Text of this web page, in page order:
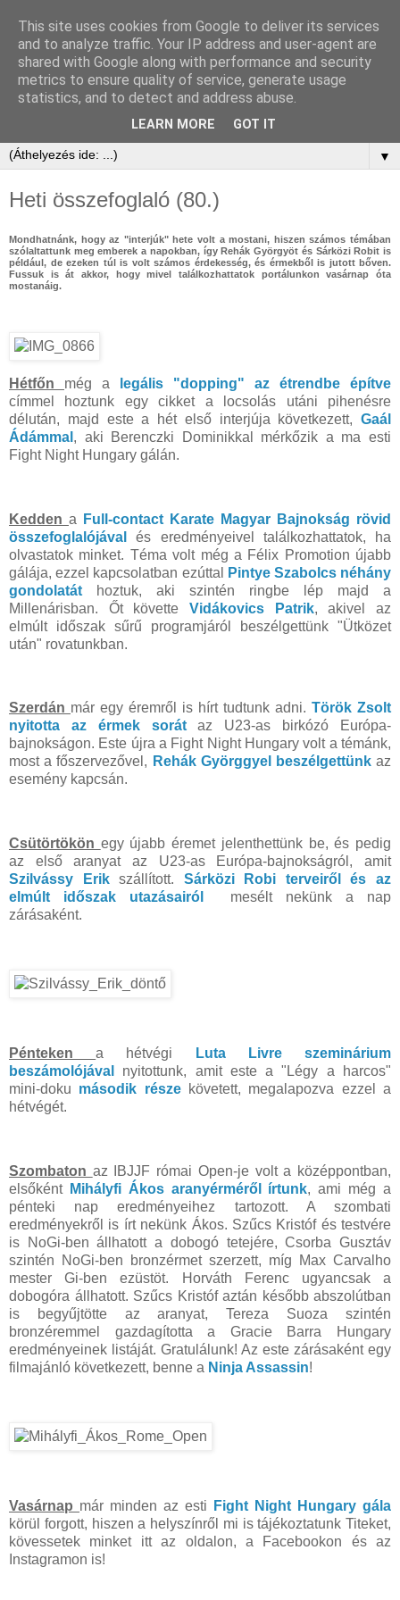
▼
Heti összefoglaló (80.)
Mondhatnánk, hogy az "interjúk" hete volt a mostani, hiszen számos témában
szólaltattunk meg emberek a napokban, így Rehák Györgyöt és Sárközi Robit is
például, de ezeken túl is volt számos érdekesség, és érmekből is jutott bőven.
Fussuk is át akkor, hogy mivel találkozhattatok portálunkon vasárnap óta
mostanáig.
Hétfőn még a
legális "dopping" az étrendbe építve
címmel hoztunk egy cikket a locsolás utáni pihenésre
délután, majd este a hét első interjúja következett, Gaál
Ádámmal , aki Berenczki Dominikkal mérkőzik a ma esti
Fight Night Hungary gálán.
Kedden a
Full-contact Karate Magyar Bajnokság rövid
összefoglalójával
és eredményeivel találkozhattatok, ha
olvastatok minket. Téma volt még a Félix Promotion újabb
gálája, ezzel kapcsolatban ezúttal
Pintye Szabolcs néhány
gondolatát hoztuk, aki szintén ringbe lép majd a
Millenárisban. Őt követte Vidákovics Patrik, akivel az
elmúlt időszak sűrű programjáról beszélgettünk "Ütközet
után" rovatunkban.
Szerdán már egy éremről is hírt tudtunk adni. Török Zsolt
nyitotta az érmek sorát
az U23-as birkózó Európa-
bajnokságon. Este újra a Fight Night Hungary volt a témánk,
most a főszervezővel, Rehák Györggyel beszélgettünk az
esemény kapcsán.
Csütörtökön egy újabb éremet jelenthettünk be, és pedig
az első aranyat az U23-as Európa-bajnokságról, amit
Szilvássy Erik
szállított. Sárközi Robi terveiről és az
elmúlt időszak utazásairól mesélt nekünk a nap
zárásaként.
Pénteken a hétvégi
Luta Livre szeminárium
beszámolójával
nyitottunk, amit este a "Légy a harcos"
mini-doku második része
követett, megalapozva ezzel a
hétvégét.
Szombaton az IBJJF római Open-je volt a középpontban,
elsőként Mihályfi Ákos aranyérméről írtunk, ami még a
pénteki nap eredményeihez tartozott. A szombati
eredményekről is írt nekünk Ákos. Szűcs Kristóf és testvére
is NoGi-ben állhatott a dobogó tetejére, Csorba Gusztáv
szintén NoGi-ben bronzérmet szerzett, míg Max Carvalho
mester Gi-ben ezüstöt. Horváth Ferenc ugyancsak a
dobogóra állhatott. Szűcs Kristóf aztán később abszolútban
is begyűjtötte az aranyat, Tereza Suoza szintén
bronzéremmel gazdagította a Gracie Barra Hungary
eredményeinek listáját. Gratulálunk! Az este zárásaként egy
filmajánló következett, benne a Ninja Assassin!
Vasárnap már minden az esti
Fight Night Hungary gála
körül forgott, hiszen a helyszínről mi is tájékoztatunk Titeket,
kövessetek minket itt az oldalon, a Facebookon és az
Instagramon is!
This site uses cookies from Google to deliver its services
and to analyze traffic. Your IP address and user-agent are
shared with Google along with performance and security
metrics to ensure quality of service, generate usage
statistics, and to detect and address abuse.
LEARN MORE GOT IT